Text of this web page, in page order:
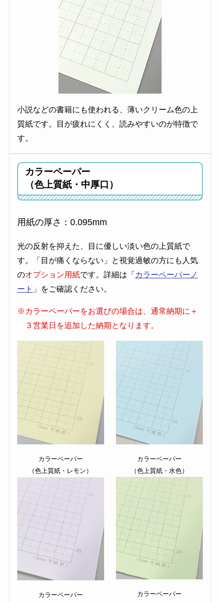
小説などの書籍にも使われる、薄いクリーム色の上
質紙です。目が疲れにくく、読みやすいのが特徴で
す。
カラーペーパー
（色上質紙・中厚口）
用紙の厚さ：0.095mm
光の反射を抑えた、目に優しい淡い色の上質紙で
す。「目が痛くならない」と視覚過敏の方にも人気
のオプション用紙です。詳細は「カラーペーパーノ
ート 」をご確認ください。
※カラーペーパーをお選びの場合は、通常納期に＋
３営業日を追加した納期となります。
カラーペーパー
（色上質紙・レモン）
カラーペーパー
（色上質紙・水色）
カラーペーパー
カラーペーパー